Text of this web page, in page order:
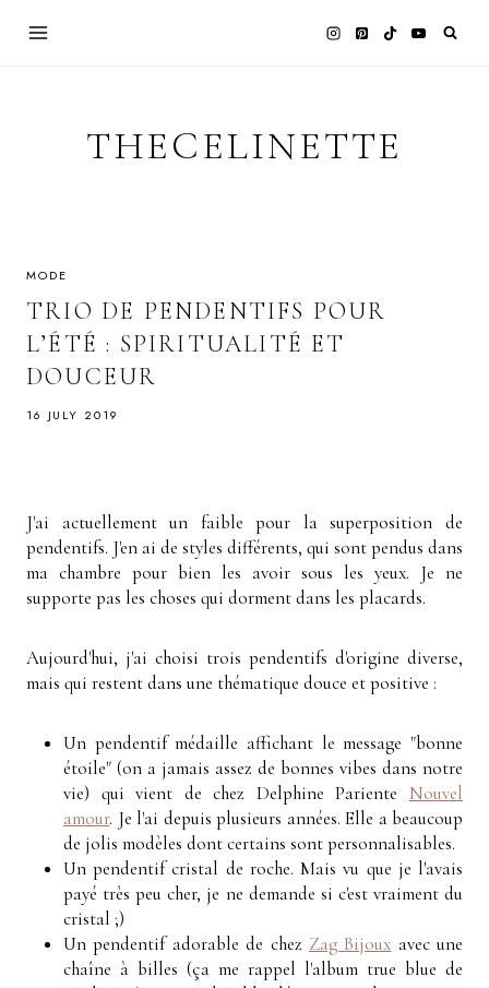
THECELINETTE
MODE
TRIO DE PENDENTIFS POUR
L’ÉTÉ : SPIRITUALITÉ ET
DOUCEUR
16 JULY 2019
J'ai actuellement un faible pour la superposition de
pendentifs. J'en ai de styles différents, qui sont pendus dans
ma chambre pour bien les avoir sous les yeux. Je ne
supporte pas les choses qui dorment dans les placards.
Aujourd'hui, j'ai choisi trois pendentifs d'origine diverse,
mais qui restent dans une thématique douce et positive :
Un pendentif médaille affichant le message "bonne
étoile" (on a jamais assez de bonnes vibes dans notre
vie) qui vient de chez Delphine Pariente Nouvel
amour. Je l'ai depuis plusieurs années. Elle a beaucoup
de jolis modèles dont certains sont personnalisables.
Un pendentif cristal de roche. Mais vu que je l'avais
payé très peu cher, je ne demande si c'est vraiment du
cristal ;)
Un pendentif adorable de chez Zag Bijoux avec une
chaîne à billes (ça me rappel l'album true blue de